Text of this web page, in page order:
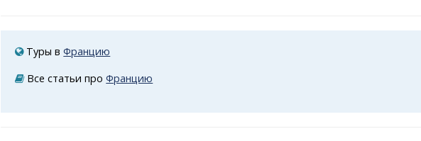
Туры вФранцию
Все статьи проФранцию